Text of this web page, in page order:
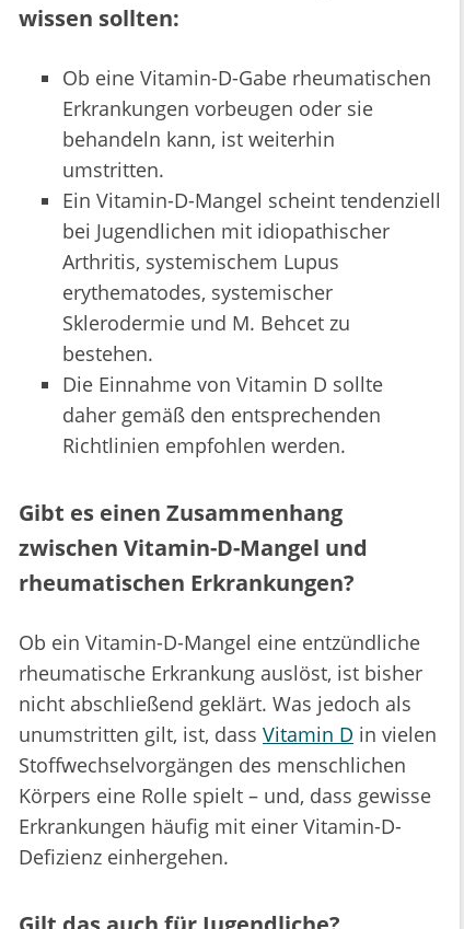
wissen sollten:
Ob eine Vitamin-D-Gabe rheumatischen
Erkrankungen vorbeugen oder sie
behandeln kann, ist weiterhin
umstritten.
Ein Vitamin-D-Mangel scheint tendenziell
bei Jugendlichen mit idiopathischer
Arthritis, systemischem Lupus
erythematodes, systemischer
Sklerodermie und M. Behcet zu
bestehen.
Die Einnahme von Vitamin D sollte
daher gemäß den entsprechenden
Richtlinien empfohlen werden.
Gibt es einen Zusammenhang
zwischen Vitamin-D-Mangel und
rheumatischen Erkrankungen?
Ob ein Vitamin-D-Mangel eine entzündliche
rheumatische Erkrankung auslöst, ist bisher
nicht abschließend geklärt. Was jedoch als
unumstritten gilt, ist, dass Vitamin D in vielen
Stoffwechselvorgängen des menschlichen
Körpers eine Rolle spielt – und, dass gewisse
Erkrankungen häufig mit einer Vitamin-D-
Defizienz einhergehen.